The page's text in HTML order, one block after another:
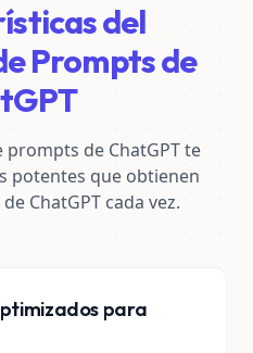
del
Prompts de
de ChatGPT te
potentes que obtienen
ChatGPT cada vez.
para